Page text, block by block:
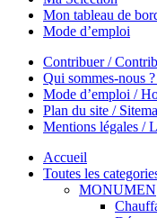
Mon tableau de
Mode d’emploi
Contribuer /
Qui sommes-nous
Mode d’emploi /
Plan du site /
Mentions légales /
Accueil
Toutes les
MONUMEN